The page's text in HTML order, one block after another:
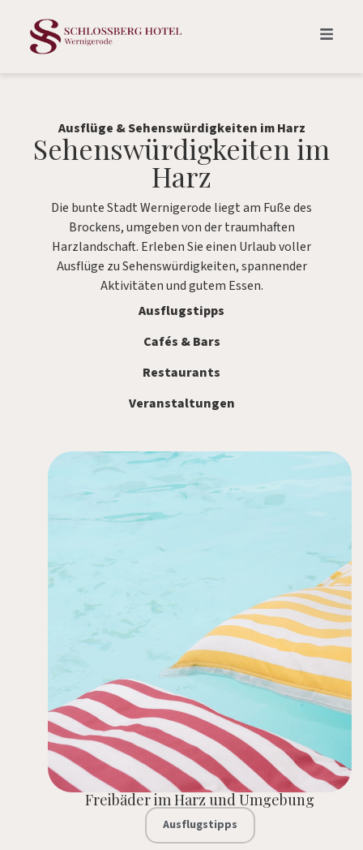
Ausflüge & Sehenswürdigkeiten im Harz
Sehenswürdigkeiten im
Harz
Die bunte Stadt Wernigerode liegt am Fuße des
Brockens, umgeben von der traumhaften
Harzlandschaft. Erleben Sie einen Urlaub voller
Ausflüge zu Sehenswürdigkeiten, spannender
Aktivitäten und gutem Essen.
Ausflugstipps
Cafés & Bars
Restaurants
Veranstaltungen
Freibäder im Harz und Umgebung
Ausflugstipps